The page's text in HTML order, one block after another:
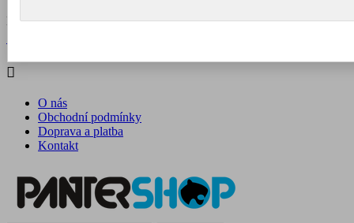
Menu  

O nás
Obchodní podmínky
Doprava a platba
Kontakt